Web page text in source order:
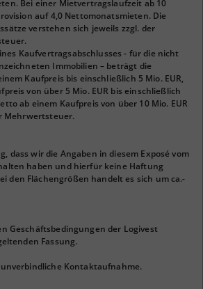
Bei einer Mietvertragslaufzeit ab 10
auf 4,0 Nettomonatsmieten. Die
verstehen sich jeweils zzgl. der
Kaufvertragsabschlusses - für die nicht
Immobilien – beträgt die
Kaufpreis bis einschließlich 5 Mio. EUR,
von über 5 Mio. EUR bis einschließlich
ab einem Kaufpreis von über 10 Mio. EUR
Mehrwertsteuer.
dass wir die Angaben in diesem Exposé vom
haben und hierfür keine Haftung
den Flächengrößen handelt es sich um ca.-
Geschäftsbedingungen der Logivest
Fassung.
Kontaktaufnahme.